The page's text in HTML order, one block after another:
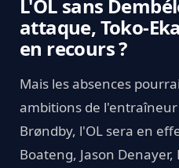
L'OL sans
attaque, Toko-
en recours ?
Mais les absences
ambitions de
Brøndby, l'OL sera en
Boateng, Jason